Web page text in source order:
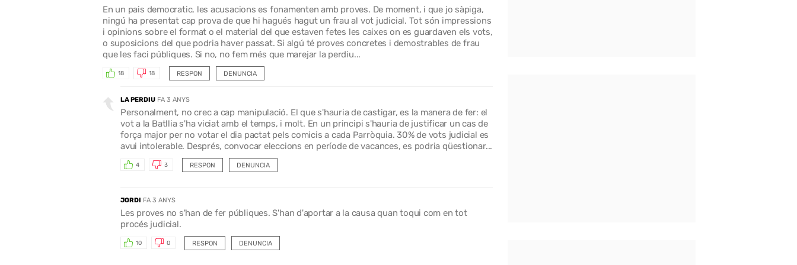
En un pais democratic, les acusacions es fonamenten amb proves. De moment, i que jo sàpiga,
ningú ha presentat cap prova de que hi hagués hagut un frau al vot judicial. Tot són impressions
i opinions sobre el format o el material del que estaven fetes les caixes on es guardaven els vots,
o suposicions del que podria haver passat. Si algú té proves concretes i demostrables de frau
que les faci públiques. Si no, no fem més que marejar la perdiu...
RESPON
18 18 DENUNCIA
LA PERDIU FA 3 ANYS
Personalment, no crec a cap manipulació. El que s'hauria de castigar, es la manera de fer: el
vot a la Batllia s'ha viciat amb el temps, i molt. En un principi s'hauria de justificar un cas de
força major per no votar el dia pactat pels comicis a cada Parròquia. 30% de vots judicial es
avui intolerable. Després, convocar eleccions en període de vacances, es podria qüestionar...
RESPON
4 3 DENUNCIA
JORDI FA 3 ANYS
Les proves no s'han de fer públiques. S'han d'aportar a la causa quan toqui com en tot
procés judicial.
RESPON
10 0 DENUNCIA